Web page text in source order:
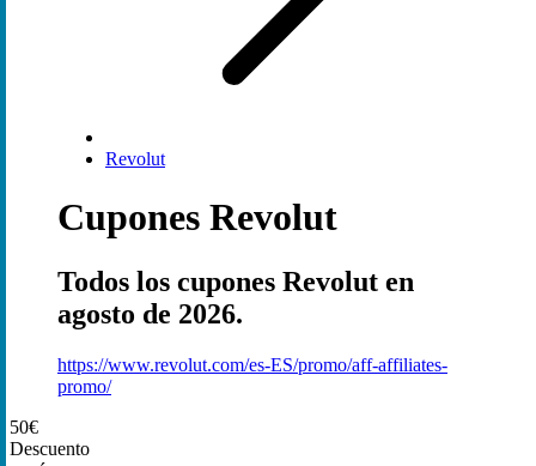
Revolut
Cupones Revolut
Todos los cupones Revolut en
agosto de 2026.
https://www.revolut.com/es-ES/promo/aff-affiliates-
promo/
50€
Descuento